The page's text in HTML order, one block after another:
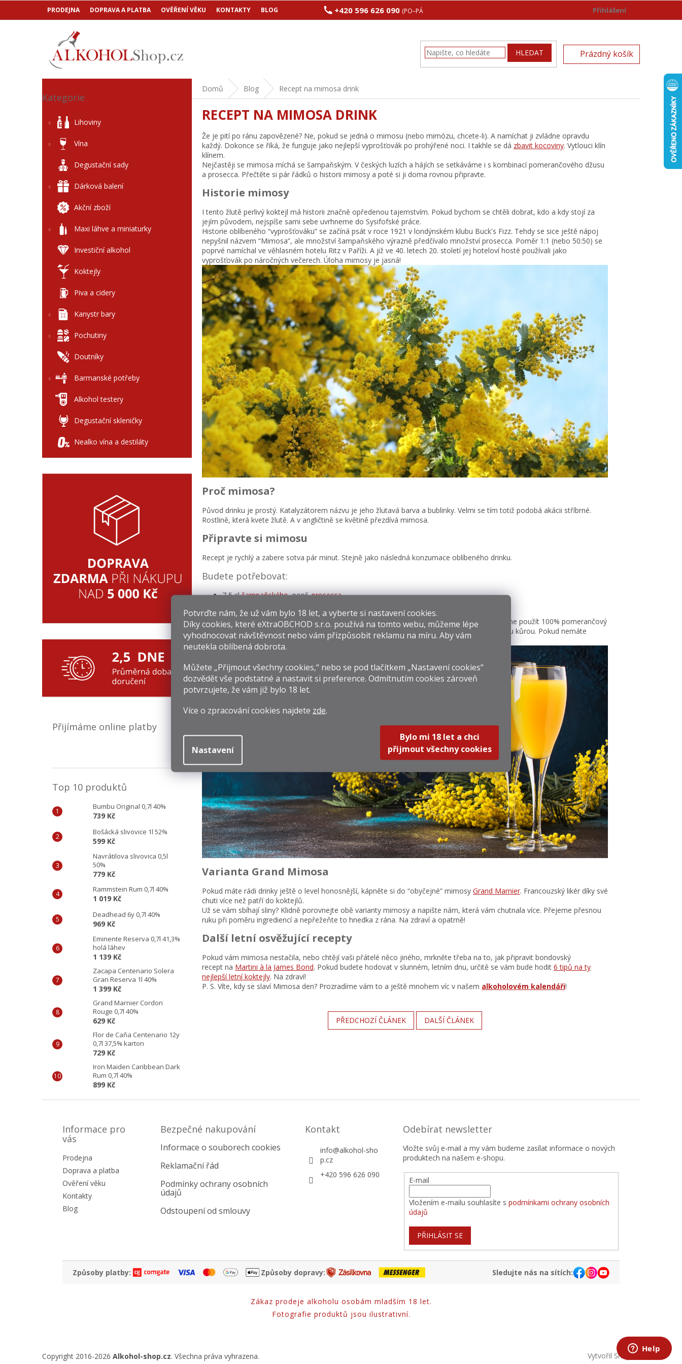
Potvrďte nám​​, že už vám bylo 18 let, a vyberte si nastavení cookies.
Díky cookies, které eXtraOBCHOD s.r.o. používá na tomto webu, můžeme lépe
vyhodnocovat návštěvnost nebo vám přizpůsobit reklamu na míru. Aby vám
neutekla oblíbená dobrota.
Můžete „Přijmout všechny cookies,“ nebo se pod tlačítkem „Nastavení cookies“
dozvědět vše podstatné a nastavit si preference. Odmítnutím cookies zároveň
potvrzujete, že vám již bylo 18 let.
Více o zpracování cookies najdete zde.
Nastavení
Bylo mi 18 let a chci
přijmout všechny cookies
obsah
PRODEJNA DOPRAVA A PLATBA OVĚŘENÍ VĚKU KONTAKTY BLOG +420 596 626 090 (PO–PÁ 8:00–17:00) Přihlášení
HLEDAT
NÁKUPNÍ
KOŠÍK
Prázdný košík
o
kategorie
Kategorie
Lihoviny
Vína
Degustační sady
Dárková balení
Akční zboží
Maxi láhve a miniaturky
Investiční alkohol
Koktejly
Piva a cidery
Kanystr bary
Pochutiny
Doutníky
Barmanské potřeby
Alkohol testery
Degustační skleničky
Nealko vína a destiláty
Přijímáme online platby
Top 10 produktů
Bumbu Original 0,7l 40%
739 Kč
Bošácká slivovice 1l 52%
599 Kč
Navrátilova slivovica 0,5l
50%
779 Kč
Rammstein Rum 0,7l 40%
1 019 Kč
Deadhead 6y 0,7l 40%
969 Kč
Eminente Reserva 0,7l 41,3%
holá láhev
1 139 Kč
Zacapa Centenario Solera
Gran Reserva 1l 40%
1 399 Kč
Grand Marnier Cordon
Rouge 0,7l 40%
629 Kč
Flor de Caňa Centenario 12y
0,7l 37,5% karton
729 Kč
Iron Maiden Caribbean Dark
Rum 0,7l 40%
899 Kč
Domů Blog Recept na mimosa drink
RECEPT NA MIMOSA DRINK
Že je pití po ránu zapovězené? Ne, pokud se jedná o mimosu (nebo mimózu, chcete-li). A namíchat ji zvládne opravdu
každý. Dokonce se říká, že funguje jako nejlepší vyprošťovák po prohýřené noci. I takhle se dá zbavit kocoviny. Vytlouci klín
klínem.
Nejčastěji se mimosa míchá se šampaňským. V českých luzích a hájích se setkáváme i s kombinací pomerančového džusu
a prosecca. Přečtěte si pár řádků o historii mimosy a poté si ji doma rovnou připravte.
Historie mimosy
I tento žlutě perlivý koktejl má historii značně opředenou tajemstvím. Pokud bychom se chtěli dobrat, kdo a kdy stojí za
jejím původem, nejspíše sami sebe uvrhneme do Sysifofské práce.
Historie oblíbeného “vyprošťováku” se začíná psát v roce 1921 v londýnském klubu Buck's Fizz. Tehdy se sice ještě nápoj
nepyšnil názvem “Mimosa”, ale množství šampaňského výrazně předčívalo množství prosecca. Poměr 1:1 (nebo 50:50) se
poprvé namíchal ve věhlasném hotelu Ritz v Paříži. A již ve 40. letech 20. století jej hoteloví hosté používali jako
vyprošťovák po náročných večerech. Úloha mimosy je jasná!
Proč mimosa?
Původ drinku je prostý. Katalyzátorem názvu je jeho žlutavá barva a bublinky. Velmi se tím totiž podobá akácii stříbrné.
Rostlině, která kvete žlutě. A v angličtině se květině přezdívá mimosa.
Připravte si mimosu
Recept je rychlý a zabere sotva pár minut. Stejně jako následná konzumace oblíbeného drinku.
Budete potřebovat:
7,5 clšampaňského, popř.prosecca
Obě přísady vychlaďte a smíchejte ve sklenici na šampaňské. Pro ještě lepší chuť doporučujeme použít 100% pomerančový
džus (ideálně bez “kousků”). Máte-li chuť, ozdobte si vysokou flétnovou sklenici pomerančovou kůrou. Pokud nemáte
“šampáňo”, bez výčitek jej nahraďte proseccem.
Varianta Grand Mimosa
Pokud máte rádi drinky ještě o level honosnější, kápněte si do “obyčejné” mimosy Grand Marnier. Francouzský likér díky své
chuti více než patří do koktejlů.
Už se vám sbíhají sliny? Klidně porovnejte obě varianty mimosy a napište nám, která vám chutnala více. Přejeme přesnou
ruku při poměru ingrediencí a nepřežeňte to hnedka z rána. Na zdraví a opatrně!
Další letní osvěžující recepty
Pokud vám mimosa nestačila, nebo chtějí vaši přátelé něco jiného, mrkněte třeba na to, jak připravit bondovský
recept na Martini à la James Bond. Pokud budete hodovat v slunném, letním dnu, určitě se vám bude hodit 6 tipů na ty
nejlepší letní koktejly. Na zdraví!
P. S. Víte, kdy se slaví Mimosa den? Prozradíme vám to a ještě mnohem víc v našem alkoholovém kalendáři!
PŘEDCHOZÍ ČLÁNEK DALŠÍ ČLÁNEK
Informace pro
vás
Prodejna
Doprava a platba
Ověření věku
Kontakty
Blog
Bezpečné nakupování
Informace o souborech cookies
Reklamační řád
Podmínky ochrany osobních
údajů
Odstoupení od smlouvy
Kontakt
info@alkohol-sho
p.cz
+420 596 626 090
Odebírat newsletter
Vložte svůj e-mail a my vám budeme zasílat informace o nových
produktech na našem e-shopu.
E-mail
Vložením e-mailu souhlasíte spodmínkami ochrany osobních
údajů
PŘIHLÁSIT SE
Způsoby platby: Způsoby dopravy: Sledujte nás na sítích:
Zákaz prodeje alkoholu osobám mladším 18 let.
Fotografie produktů jsou ilustrativní.
Vytvořil Shoptet
Copyright 2016-2026 Alkohol-shop.cz. Všechna práva vyhrazena.